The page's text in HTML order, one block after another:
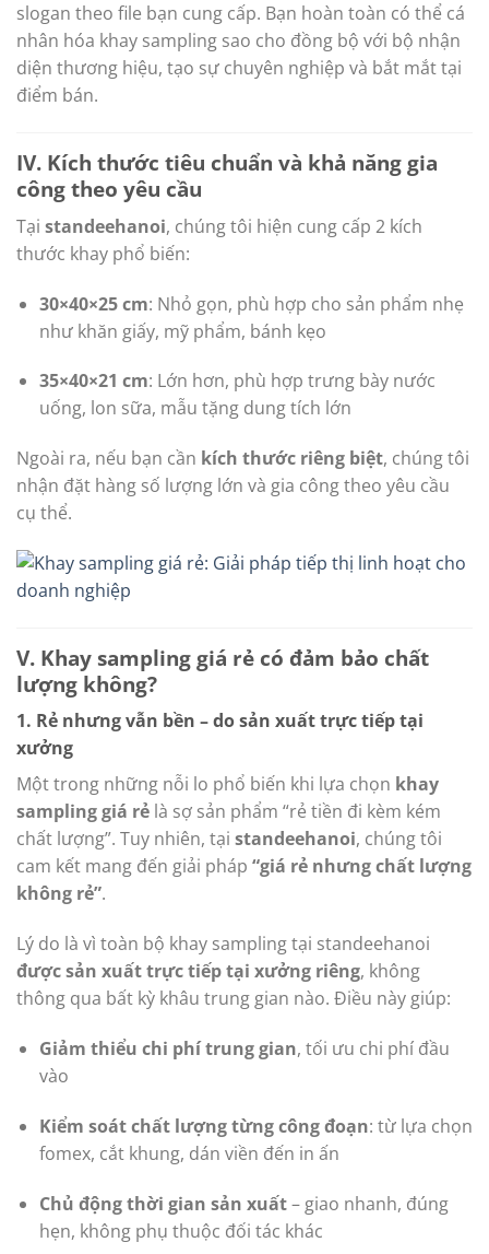
slogan theo file bạn cung cấp. Bạn hoàn toàn có thể cá
nhân hóa khay sampling sao cho đồng bộ với bộ nhận
diện thương hiệu, tạo sự chuyên nghiệp và bắt mắt tại
điểm bán.
IV. Kích thước tiêu chuẩn và khả năng gia
công theo yêu cầu
Tại standeehanoi, chúng tôi hiện cung cấp 2 kích
thước khay phổ biến:
30×40×25 cm: Nhỏ gọn, phù hợp cho sản phẩm nhẹ
như khăn giấy, mỹ phẩm, bánh kẹo
35×40×21 cm: Lớn hơn, phù hợp trưng bày nước
uống, lon sữa, mẫu tặng dung tích lớn
Ngoài ra, nếu bạn cần kích thước riêng biệt, chúng tôi
nhận đặt hàng số lượng lớn và gia công theo yêu cầu
cụ thể.
V. Khay sampling giá rẻ có đảm bảo chất
lượng không?
1. Rẻ nhưng vẫn bền – do sản xuất trực tiếp tại
xưởng
Một trong những nỗi lo phổ biến khi lựa chọn khay
sampling giá rẻ là sợ sản phẩm “rẻ tiền đi kèm kém
chất lượng”. Tuy nhiên, tại standeehanoi, chúng tôi
cam kết mang đến giải pháp “giá rẻ nhưng chất lượng
không rẻ”.
Lý do là vì toàn bộ khay sampling tại standeehanoi
được sản xuất trực tiếp tại xưởng riêng, không
thông qua bất kỳ khâu trung gian nào. Điều này giúp:
Giảm thiểu chi phí trung gian, tối ưu chi phí đầu
vào
Kiểm soát chất lượng từng công đoạn: từ lựa chọn
fomex, cắt khung, dán viền đến in ấn
Chủ động thời gian sản xuất– giao nhanh, đúng
hẹn, không phụ thuộc đối tác khác